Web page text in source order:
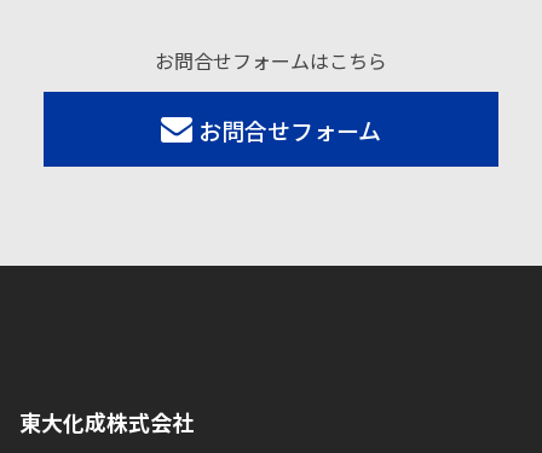
お問合せフォームはこちら
お問合せフォーム
東大化成株式会社